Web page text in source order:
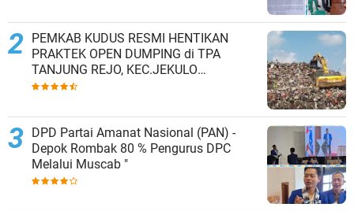
PEMKAB KUDUS RESMI HENTIKAN
PRAKTEK OPEN DUMPING di TPA
TANJUNG REJO, KEC.JEKULO
KAB.KUDUS,BERLAKUKAN SISTEM
DPD Partai Amanat Nasional (PAN) -
Depok Rombak 80 % Pengurus DPC
Melalui Muscab "